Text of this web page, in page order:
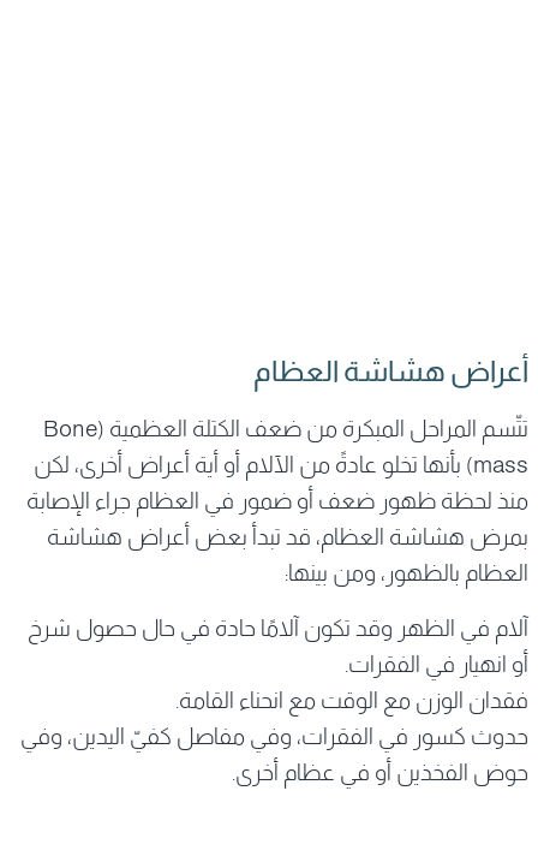
أعراض هشاشة العظام
تتّسم المراحل المبكرة من ضعف الكتلة العظمية (Bone
mass) بأنها تخلو عادةً من الآلام أو أية أعراض أخرى، لكن
منذ لحظة ظهور ضعف أو ضمور في العظام جراء الإصابة
بمرض هشاشة العظام، قد تبدأ بعض أعراض هشاشة
العظام بالظهور، ومن بينها:
آلام في الظهر وقد تكون آلامًا حادة في حال حصول شرخ
أو انهيار في الفقرات.
فقدان الوزن مع الوقت مع انحناء القامة.
حدوث كسور في الفقرات، وفي مفاصل كفيّ اليدين، وفي
حوض الفخذين أو في عظام أخرى.